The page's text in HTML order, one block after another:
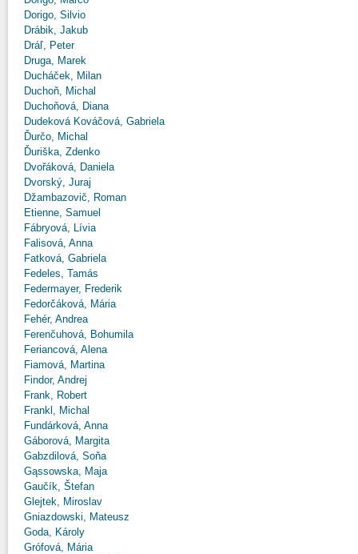
Dorigo, Silvio
Drábik, Jakub
Dráľ, Peter
Druga, Marek
Ducháček, Milan
Duchoň, Michal
Duchoňová, Diana
Dudeková Kováčová, Gabriela
Ďurčo, Michal
Ďuriška, Zdenko
Dvořáková, Daniela
Dvorský, Juraj
Džambazovič, Roman
Etienne, Samuel
Fábryová, Lívia
Falisová, Anna
Fatková, Gabriela
Fedeles, Tamás
Federmayer, Frederik
Fedorčáková, Mária
Fehér, Andrea
Ferenčuhová, Bohumila
Feriancová, Alena
Fiamová, Martina
Findor, Andrej
Frank, Robert
Frankl, Michal
Fundárková, Anna
Gáborová, Margita
Gabzdilová, Soňa
Gąssowska, Maja
Gaučík, Štefan
Glejtek, Miroslav
Gniazdowski, Mateusz
Goda, Károly
Grófová, Mária